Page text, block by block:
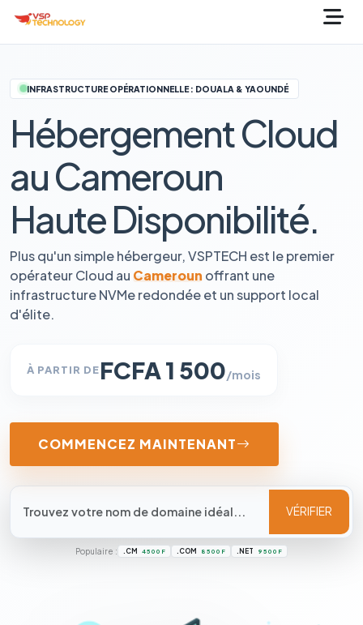
INFRASTRUCTURE OPÉRATIONNELLE : DOUALA & YAOUNDÉ
Hébergement Cloud
au Cameroun
Haute Disponibilité.
Plus qu'un simple hébergeur, VSPTECH est le premier
opérateur Cloud au Cameroun offrant une
infrastructure NVMe redondée et un support local
d'élite.
À PARTIR DEFCFA 1 500/mois
COMMENCEZ MAINTENANT
VÉRIFIER
Populaire : .CM 4 500 F .COM 8 500 F .NET 9 500 F